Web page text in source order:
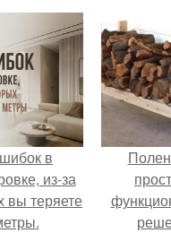
в
из-за
вы теряете